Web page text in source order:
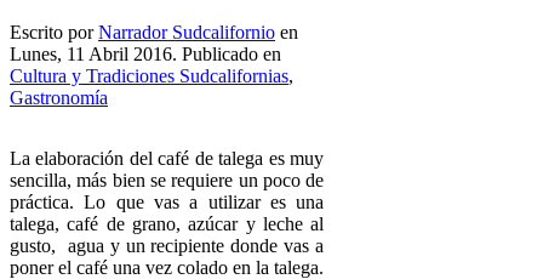
Escrito porNarrador Sudcalifornio en
Lunes, 11 Abril 2016. Publicado en
Cultura y Tradiciones Sudcalifornias,
Gastronomía
La elaboración del café de talega es muy
sencilla, más bien se requiere un poco de
práctica. Lo que vas a utilizar es una
talega, café de grano, azúcar y leche al
gusto, agua y un recipiente donde vas a
poner el café una vez colado en la talega.